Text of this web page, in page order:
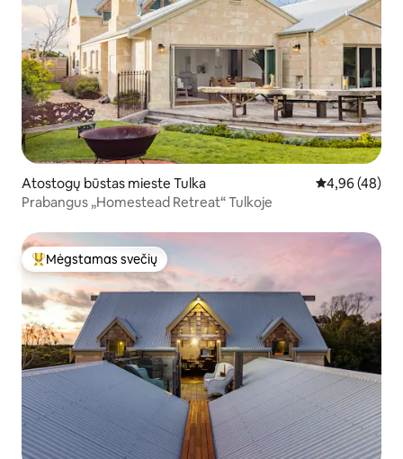
Atostogų būstas mieste Tulka Vidutinis
4,96 (48)
Prabangus „Homestead Retreat“ Tulkoje
Svečių mėgstamiausias
Mėgstamas svečių